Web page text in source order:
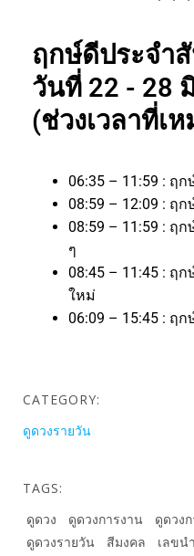
ฤกษ์ดีประจำ
วันที่ 22 - 28
(ช่วงเวลาที่เ
06:35 – 11:59 : ฤ
08:59 – 12:09 : ฤ
08:59 – 11:59 : ฤ
ๆ
08:45 – 11:45 : ฤ
ใหม่
06:09 – 15:45 : ฤ
CATEGORY:
ดูดวงรายวัน
TAGS:
ดูดวง
ดูดวงการงาน ดูดวง
ดูดวงรายวัน
สีมงคล เลขน